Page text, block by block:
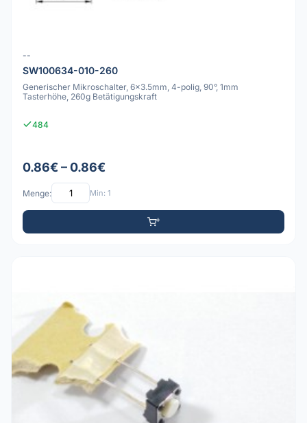
--
SW100634-010-260
Generischer Mikroschalter, 6x3.5mm, 4-polig, 90°, 1mm
Tasterhöhe, 260g Betätigungskraft
484
0.86€ – 0.86€
Menge: Min: 1